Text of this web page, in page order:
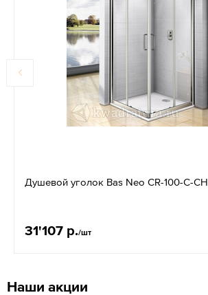
Душевой уголок Bas Neo CR-100-C-CH
31'107 р./шт
Наши акции